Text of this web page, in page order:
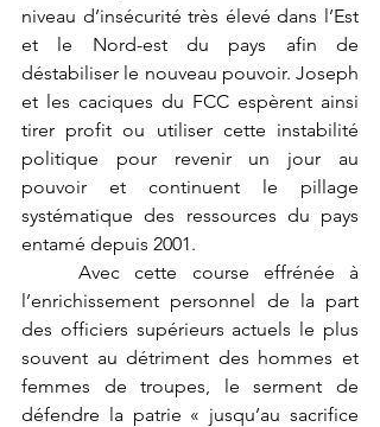
niveau d’insécurité très élevé dans l’Est
et le Nord-est du pays afin de
déstabiliser le nouveau pouvoir. Joseph
et les caciques du FCC espèrent ainsi
tirer profit ou utiliser cette instabilité
politique pour revenir un jour au
pouvoir et continuent le pillage
systématique des ressources du pays
entamé depuis 2001.
	Avec cette course effrénée à
l’enrichissement personnel de la part
des officiers supérieurs actuels le plus
souvent au détriment des hommes et
femmes de troupes, le serment de
défendre la patrie « jusqu’au sacrifice